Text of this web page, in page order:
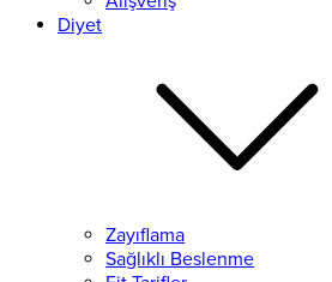
Diyet
Zayıflama
Sağlıklı Beslenme